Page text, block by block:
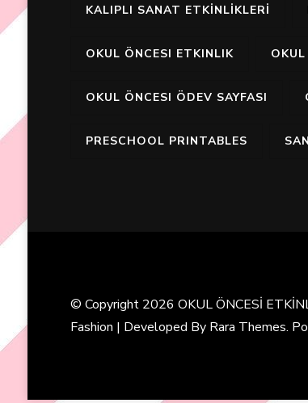
KALIPLI SANAT ETKİNLİKLERİ
OKUL ÖNCESI ETKINLIK
OKUL ÖNCESI ÖDEV SAYFASI
PRESCHOOL PRINTABLES
© Copyright 2026 OKUL ÖNCESİ
Fashion | Developed By Rara Themes.